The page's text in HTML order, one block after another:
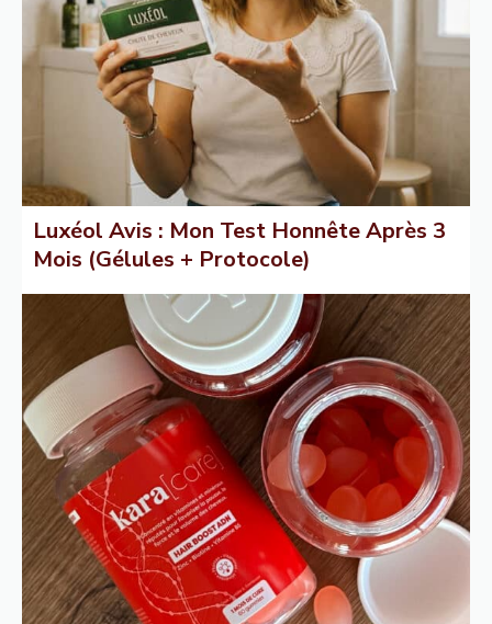
Luxéol Avis : Mon Test Honnête Après 3
Mois (Gélules + Protocole)